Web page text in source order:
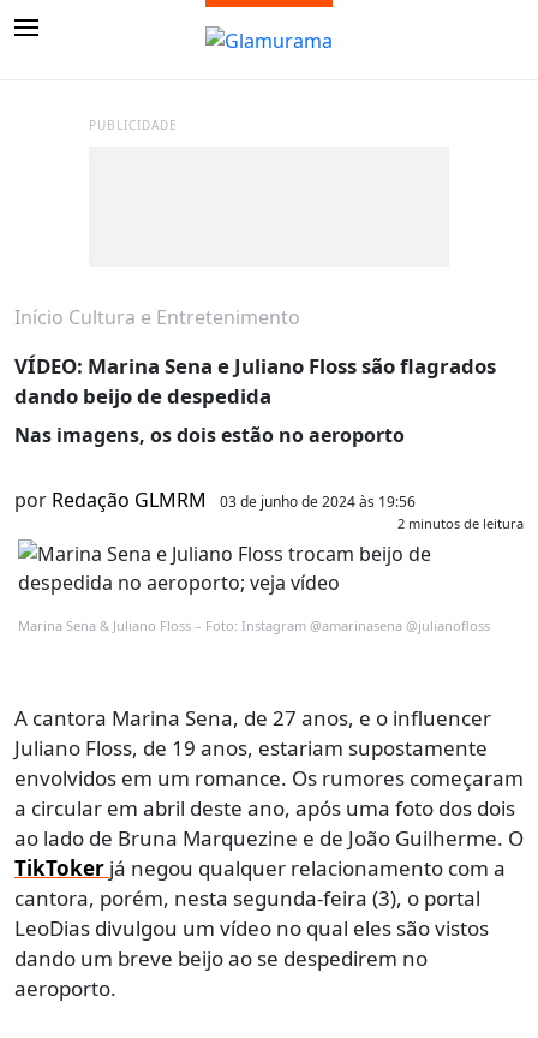
PUBLICIDADE
Início Cultura e Entretenimento
VÍDEO: Marina Sena e Juliano Floss são flagrados
dando beijo de despedida
Nas imagens, os dois estão no aeroporto
por Redação GLMRM 03 de junho de 2024 às 19:56
2 minutos de leitura
Marina Sena & Juliano Floss – Foto: Instagram @amarinasena @julianofloss
A cantora Marina Sena, de 27 anos, e o influencer
Juliano Floss, de 19 anos, estariam supostamente
envolvidos em um romance. Os rumores começaram
a circular em abril deste ano, após uma foto dos dois
ao lado de Bruna Marquezine e de João Guilherme. O
TikToker já negou qualquer relacionamento com a
cantora, porém, nesta segunda-feira (3), o portal
LeoDias divulgou um vídeo no qual eles são vistos
dando um breve beijo ao se despedirem no
aeroporto.